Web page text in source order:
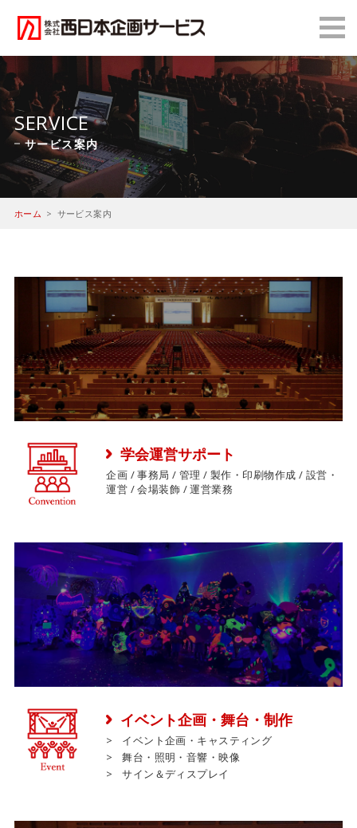
SERVICE
サービス案内
ホーム サービス案内
学会運営サポート
企画 / 事務局 / 管理 / 製作・印刷物作成 / 設営・
運営 / 会場装飾 / 運営業務
イベント企画・舞台・制作
イベント企画・キャスティング
舞台・照明・音響・映像
サイン＆ディスプレイ